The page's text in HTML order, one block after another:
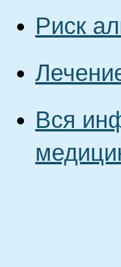
Риск
Вся